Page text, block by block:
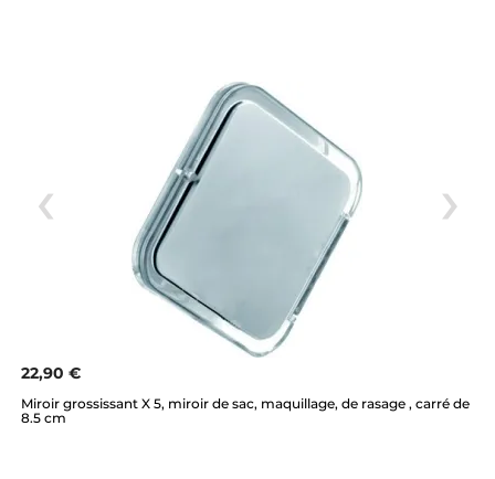
22,90 €
Miroir grossissant X 5, miroir de sac, maquillage, de rasage , carré de
8.5 cm